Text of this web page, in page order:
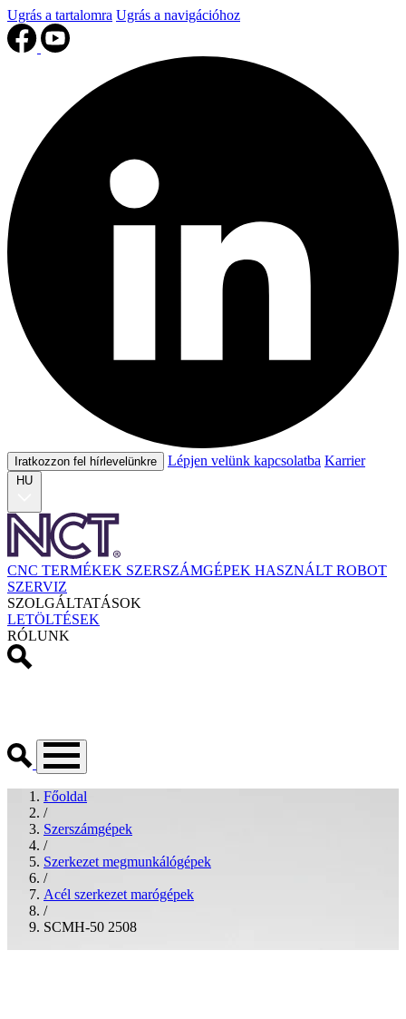
Ugrás a tartalomra Ugrás a navigációhoz
Iratkozzon fel hírlevelünkre Lépjen velünk kapcsolatba Karrier
HU
CNC TERMÉKEK SZERSZÁMGÉPEK HASZNÁLT ROBOT
SZERVIZ
SZOLGÁLTATÁSOK
LETÖLTÉSEK
RÓLUNK
Főoldal
/
Szerszámgépek
/
Szerkezet megmunkálógépek
/
Acél szerkezet marógépek
/
SCMH-50 2508